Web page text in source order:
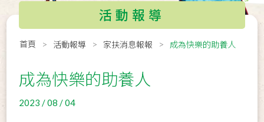
活動報導
首頁 活動報導 家扶消息報報 成為快樂的助養人
成為快樂的助養人
2023 / 08 / 04